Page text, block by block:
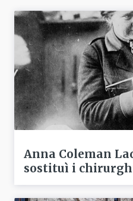
Anna Coleman
sostituì i